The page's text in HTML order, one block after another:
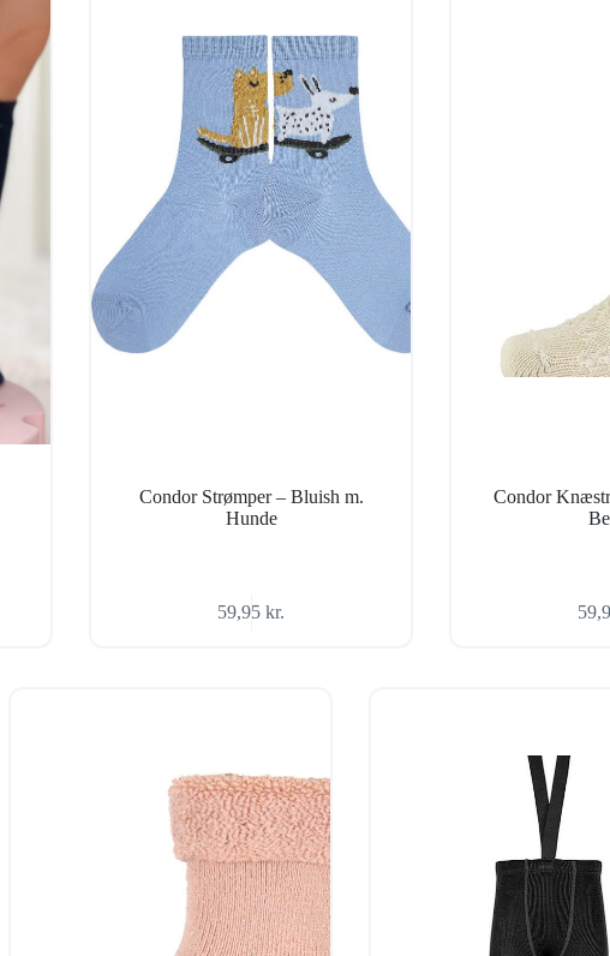
Condor Strømper – Bluish m.
Hunde
59,95kr.
Condor